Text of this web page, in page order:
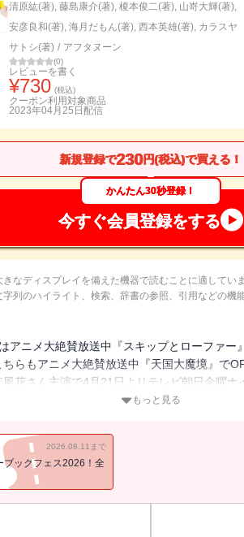
清原紘(著), 藤島康介(著), 榎本俊二(著), 山嵜大輝(著),
安彦良和(著), 海月だもん(著), 西本英雄(著), カラスヤ
サトシ(著) / アフタヌーン
(0)
レビューを書く
¥730 (税込)
クーポン利用対象商品
2023年04月25日 配信
新規登録で230円(税込)で買える！
かんたん30秒登録！
今すぐ会員登録をする
なディスプレイを備えた機器で読むことに適していま
列のハイライト、検索、辞書の参照、引用などの機
アニメ大絶賛放送中『スキップとローファー
らもアニメ大絶賛放送中『天国大魔境』で
花さん主演で4月21日よりテレビ朝日金曜ナ
中カラーは待望の単行本1巻が4月21日発売
もっと見る
2026.08.11まで
ブックフェス2026！全